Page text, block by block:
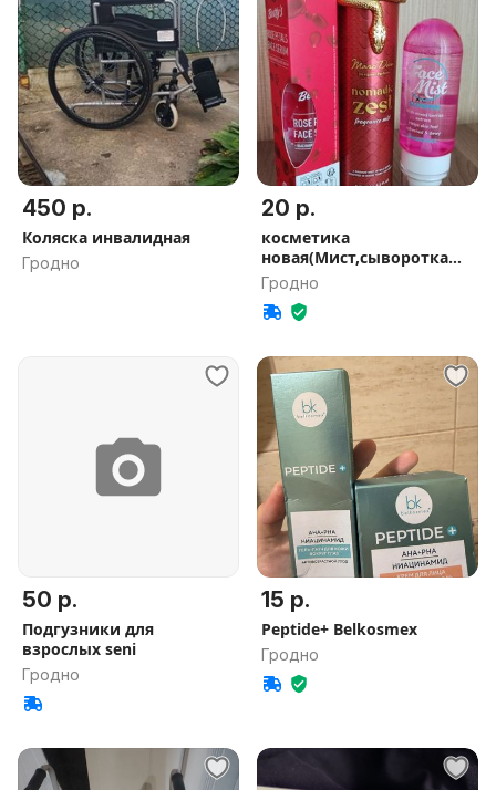
450 р.
Коляска инвалидная
Гродно
20 р.
косметика
новая(Мист,сыворотка
для лица)
Гродно
50 р.
Подгузники для
взрослых seni
Гродно
15 р.
Peptide+ Belkosmex
Гродно